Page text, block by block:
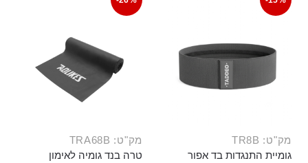
מק"ט: TR8B
גומיית התנגדות בד אפור
מק"ט: TRA68B
טרה בנד גומיה לאימון